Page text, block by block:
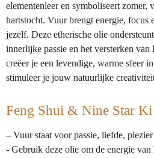
elementenleer en symboliseert zomer,
hartstocht. Vuur brengt energie, focus
jezelf. Deze etherische olie
innerlijke passie en het versterken
creëer je een levendige, warme sfeer
stimuleer je jouw natuurlijke
Feng Shui & Nine Star Ki
– Vuur staat voor passie, liefde,
- Gebruik deze olie om de energie